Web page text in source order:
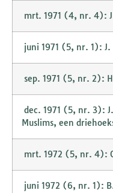
mrt. 1971 (4, nr. 4):
juni 1971 (5, nr. 1): J.
sep. 1971 (5, nr. 2):
dec. 1971 (5, nr. 3):
Muslims, een
mrt. 1972 (5, nr. 4):
juni 1972 (6, nr. 1):